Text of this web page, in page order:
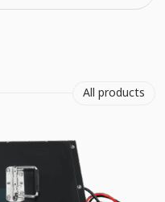
All products